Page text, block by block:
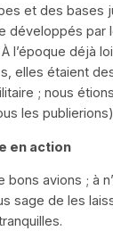
et des bases
développés par
Àl’époque déjà
elles étaient
; nous
les
en action
bons avions ; à
sage de les